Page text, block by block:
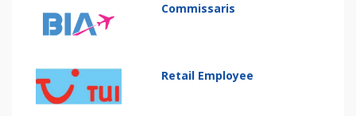
Commissaris
Retail Employee